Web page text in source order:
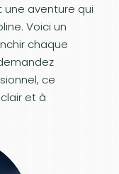
une aventure qui
Voici un
chaque
ce
et à